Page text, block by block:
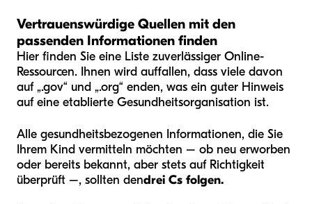
Vertrauenswürdige Quellen mit den
passenden Informationen finden
Hier finden Sie eine Liste zuverlässiger Online-
Ressourcen. Ihnen wird auffallen, dass viele davon
auf „.gov“ und „.org“ enden, was ein guter Hinweis
auf eine etablierte Gesundheitsorganisation ist.
Alle gesundheitsbezogenen Informationen, die Sie
Ihrem Kind vermitteln möchten – ob neu erworben
oder bereits bekannt, aber stets auf Richtigkeit
überprüft –, sollten dendrei Cs folgen.